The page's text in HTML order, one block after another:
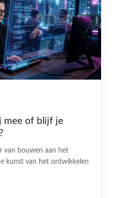
mee of blijf je
van bouwen aan het
kunst van het ontwikkelen